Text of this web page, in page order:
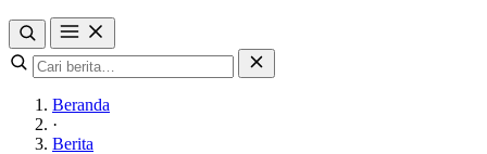
Beranda
·
Berita